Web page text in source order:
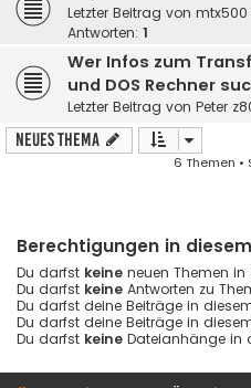
Letzter Beitrag von mtx500
Antworten: 1
Wer Infos zum
und DOS Rechner
Letzter Beitrag von Peter
Neues Thema
6 Themen •
Berechtigungen in
Du darfst keine neuen Themen in
Du darfst keine Antworten zu
Du darfst deine Beiträge in
Du darfst deine Beiträge in
Du darfst keine Dateianhänge in